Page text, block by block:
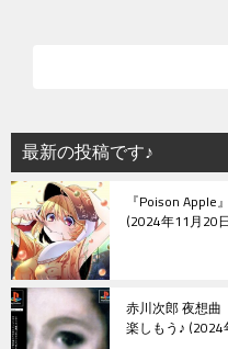
最新の投稿です♪
『Poison Apple
2024年11月20
赤川次郎 夜想曲
楽しもう♪